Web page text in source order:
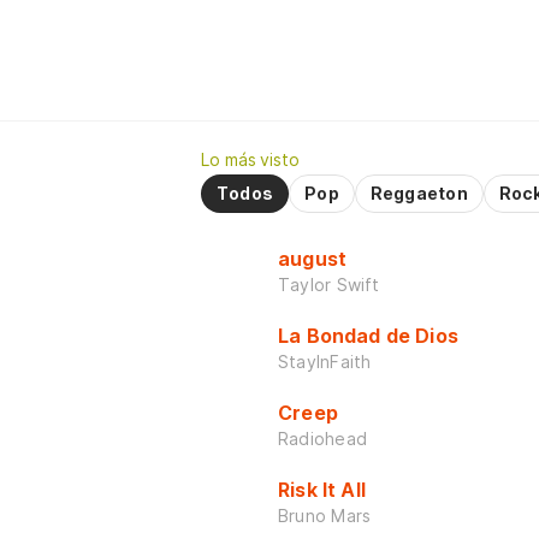
Lo más visto
Todos
Pop Reggaeton
august
Taylor Swift
La Bondad de Dios
StayInFaith
Creep
Radiohead
Risk It All
Bruno Mars